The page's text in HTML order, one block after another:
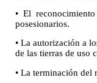
• El
posesionarios.
• La autorización a
de las tierras de uso
• La terminación del